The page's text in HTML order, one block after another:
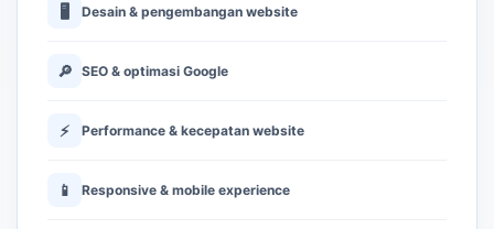
🖥 Desain & pengembangan website
🔎 SEO & optimasi Google
⚡ Performance & kecepatan website
📱 Responsive & mobile experience